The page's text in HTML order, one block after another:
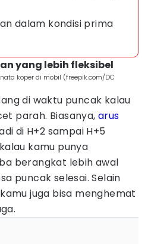
dalam kondisi prima
yang lebih fleksibel
koper di mobil (freepik.com/DC
di waktu puncak kalau
parah. Biasanya, arus
di H+2 sampai H+5
kamu punya
berangkat lebih awal
puncak selesai. Selain
juga bisa menghemat